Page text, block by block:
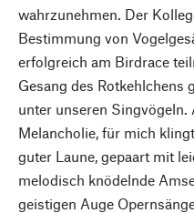
wahrzunehmen. Der
Bestimmung von
erfolgreich am Birdrace
Gesang des Rotkehlchens
unter unseren Singvögeln.
Melancholie, für mich
guter Laune, gepaart mit
melodisch knödelnde
geistigen Auge